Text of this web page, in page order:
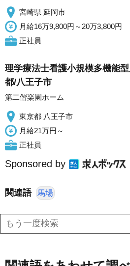
宮崎県 延岡市
月給16万9,800円～20万3,800円
正社員
理学療法士看護小規模多機能
都/八王子市
第二偕楽園ホーム
東京都 八王子市
月給21万円～
正社員
Sponsored by
関連語 馬場